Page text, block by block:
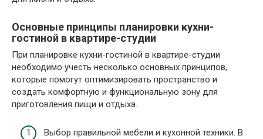
Основные принципы планировки кухни-
гостиной в квартире-студии
При планировке кухни-гостиной в квартире-студии
необходимо учесть несколько основных принципов,
которые помогут оптимизировать пространство и
создать комфортную и функциональную зону для
приготовления пищи и отдыха.
Выбор правильной мебели и кухонной техники. В